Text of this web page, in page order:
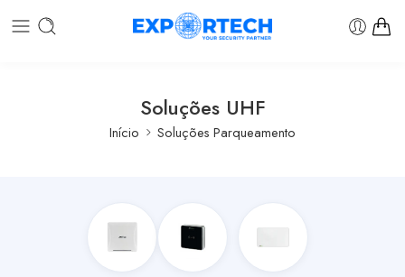
Soluções UHF
Início Soluções Parqueamento